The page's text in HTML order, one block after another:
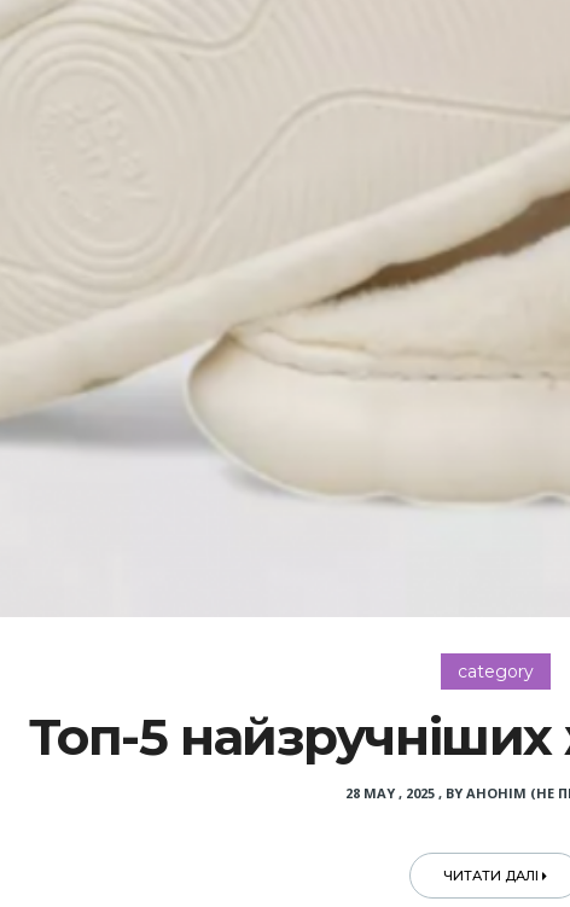
category
Топ-5 найзручніших
28 MAY , 2025, BY АНОНІМ (НЕ
ЧИТАТИ ДАЛІ